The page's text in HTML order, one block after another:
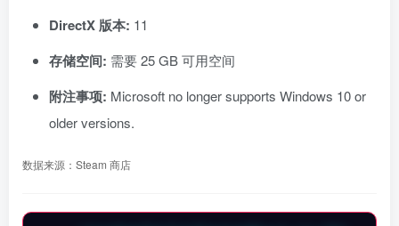
DirectX 版本: 11
存储空间: 需要 25 GB 可用空间
附注事项: Microsoft no longer supports Windows 10 or
older versions.
数据来源：Steam 商店